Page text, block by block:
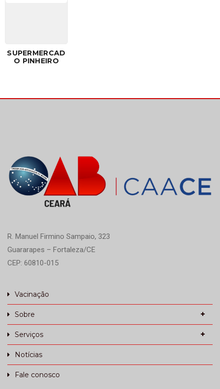
SUPERMERCAD
O PINHEIRO
R. Manuel Firmino Sampaio, 323
Guararapes – Fortaleza/CE
CEP: 60810-015
Vacinação
Sobre
Serviços
Notícias
Fale conosco